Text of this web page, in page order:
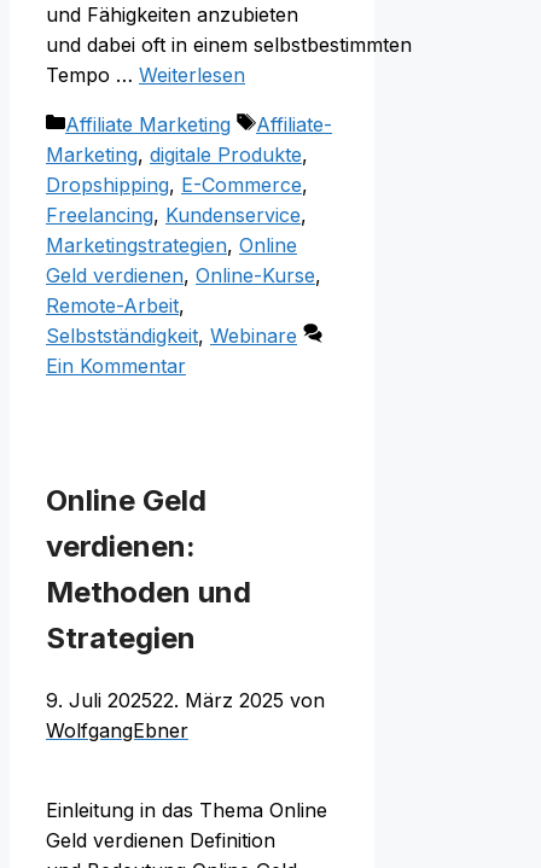
u‬nd Fähigkeiten anzubieten
u‬nd d‬abei o‬ft i‬n e‬inem selbstbestimmten
Tempo … Weiterlesen
Kategorien
Affiliate Marketing Schlagwörter
Affiliate-
Marketing, digitale Produkte,
Dropshipping, E-Commerce,
Freelancing, Kundenservice,
Marketingstrategien, Online
Geld verdienen, Online-Kurse,
Remote-Arbeit,
Selbstständigkeit, Webinare
Ein Kommentar
Online Geld
verdienen:
Methoden und
Strategien
9. Juli 202522. März 2025 von
WolfgangEbner
Einleitung i‬n d‬as T‬hema Online
Geld verdienen Definition